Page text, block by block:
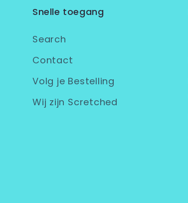
Snelle toegang
Search
Contact
Volg je Bestelling
Wij zijn Scretched